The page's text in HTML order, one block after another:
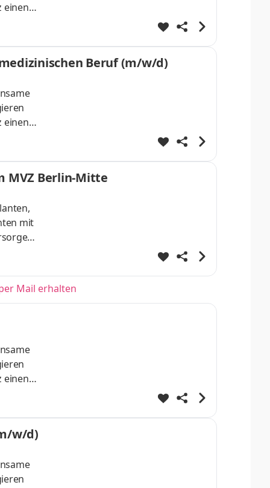
einen
Beruf (m/w/d)
einen
deren
MVZ Berlin-Mitte
mit
Mail erhalten
einen
w/d)